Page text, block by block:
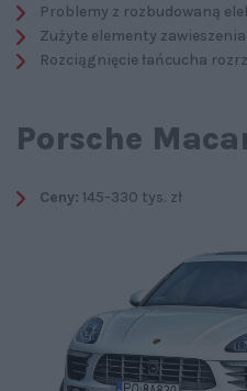
Problemy z rozbudowaną
Zużyte elementy zawieszenia
Rozciągnięcie łańcucha
Porsche
Ceny: 145-330 tys. zł